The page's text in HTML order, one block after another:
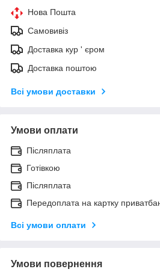
Нова Пошта
Самовивіз
Доставка кур ' єром
Доставка поштою
Всі умови доставки
Умови оплати
Післяплата
Готівкою
Післяплата
Передоплата на картку
Всі умови оплати
Умови повернення